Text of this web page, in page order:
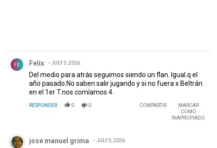
FE Felix JULY 3, 2026
Del medio para atrás seguimos siendo un flan. Igual.q el
año pasado.No saben salir jugando y si no fuera x Beltrán
en el 1er T.nos comíamos 4.
RESPONDER 0 0 COMPARTIR
MARCAR
COMO
INAPROPIADO
Comentario de jose manuel grima.
jose manuel grima JULY 3, 2026